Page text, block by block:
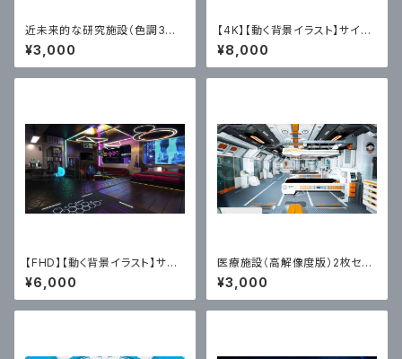
近未来的な研究施設（色調3枚
セット）｜近未来アニメ風イラス
ト素材
¥3,000
【4K】【動く背景イラスト】サイバ
ーパンク・マイ・ワンルーム（ルー
プ映像MP4）
¥8,000
【FHD】【動く背景イラスト】サイ
バーパンク・マイ・ワンルーム（ル
ープ映像MP4）
¥6,000
医療施設（高解像度版）2枚セッ
ト｜近未来背景イラスト素材
¥3,000